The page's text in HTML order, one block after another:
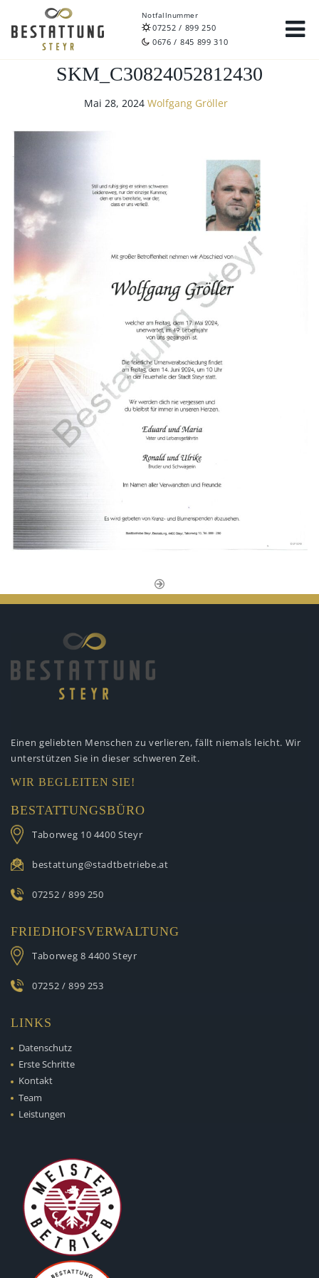
Notfallnummer
07252 / 899 250
0676 / 845 899 310
SKM_C30824052812430
Mai 28, 2024 Wolfgang Gröller
Einen geliebten Menschen zu verlieren, fällt niemals leicht. Wir
unterstützen Sie in dieser schweren Zeit.
WIR BEGLEITEN SIE!
BESTATTUNGSBÜRO
Taborweg 10 4400 Steyr
bestattung@stadtbetriebe.at
07252 / 899 250
FRIEDHOFSVERWALTUNG
Taborweg 8 4400 Steyr
07252 / 899 253
LINKS
Datenschutz
Erste Schritte
Kontakt
Team
Leistungen